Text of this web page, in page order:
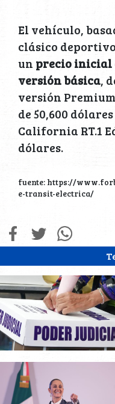
El vehículo,
clásico
un precio inicial
versión básica,
versión
de 50,600
California RT.1
dólares.
fuente: https://
e-transit-electrica/